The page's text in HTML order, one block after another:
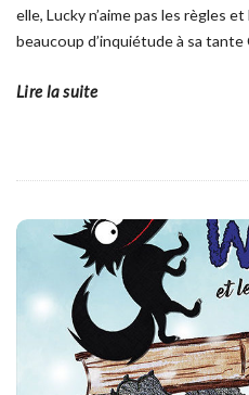
elle, Lucky n’aime pas les règles
beaucoup d’inquiétude à sa tante
Lire la suite